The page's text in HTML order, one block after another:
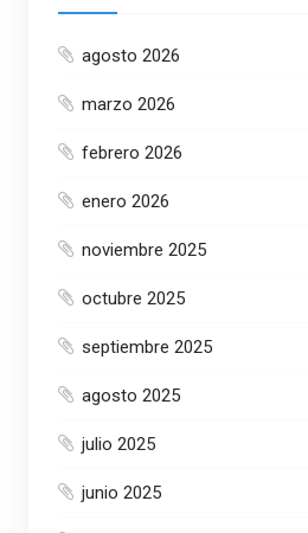
agosto 2026
marzo 2026
febrero 2026
enero 2026
noviembre 2025
octubre 2025
septiembre 2025
agosto 2025
julio 2025
junio 2025